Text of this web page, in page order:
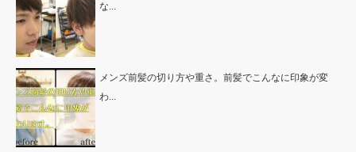
な...
メンズ前髪の切り方や重さ。前髪でこんなに印象が変
わ...